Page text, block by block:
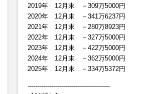
2019年 12月末 －309万5000円
2020年 12月末 －341万6237円
2021年 12月末 －280万8923円
2022年 12月末 －327万5000円
2023年 12月末 －422万5000円
2024年 12月末 －362万5000円
2025年 12月末 －334万5372円
-----------------------------------------